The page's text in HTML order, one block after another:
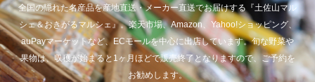
全国の隠れた名産品を産地直送・メーカー直送でお届けする『土佐山マル
シェ＆おきがるマルシェ』。楽天市場、Amazon、Yahoo!ショッピング、
auPayマーケットなど、ECモールを中心に出店しています。旬な野菜や
果物は、収穫が始まると1ヶ月ほどで販売終了となりますので、ご予約を
お勧めします。